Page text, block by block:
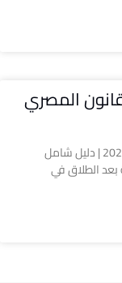
المصري
حقوق الزوجة بعد الطلاق في القانون المصري 2026 | دليل شامل
بعد الطلاق في